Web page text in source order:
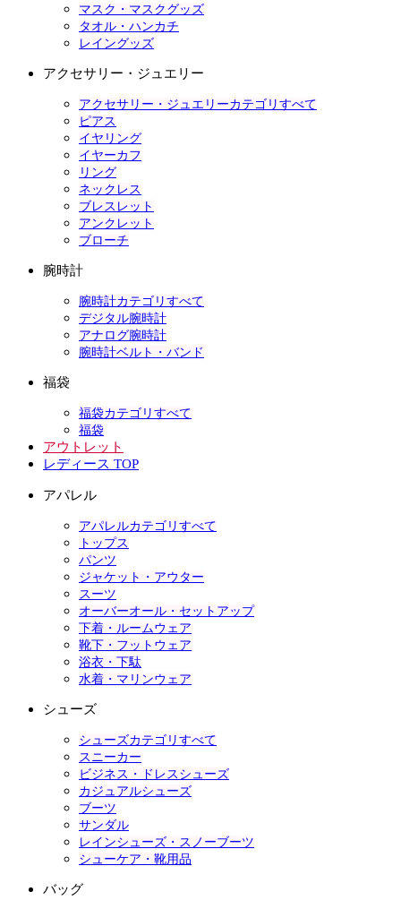
マスク・マスクグッズ
タオル・ハンカチ
レイングッズ
アクセサリー・ジュエリー
アクセサリー・ジュエリーカテゴリすべて
ピアス
イヤリング
イヤーカフ
リング
ネックレス
ブレスレット
アンクレット
ブローチ
腕時計
腕時計カテゴリすべて
デジタル腕時計
アナログ腕時計
腕時計ベルト・バンド
福袋
福袋カテゴリすべて
福袋
アウトレット
レディース TOP
アパレル
アパレルカテゴリすべて
トップス
パンツ
ジャケット・アウター
スーツ
オーバーオール・セットアップ
下着・ルームウェア
靴下・フットウェア
浴衣・下駄
水着・マリンウェア
シューズ
シューズカテゴリすべて
スニーカー
ビジネス・ドレスシューズ
カジュアルシューズ
ブーツ
サンダル
レインシューズ・スノーブーツ
シューケア・靴用品
バッグ